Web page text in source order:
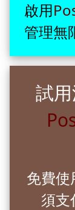
啟用
管理無
試
免費使
須支